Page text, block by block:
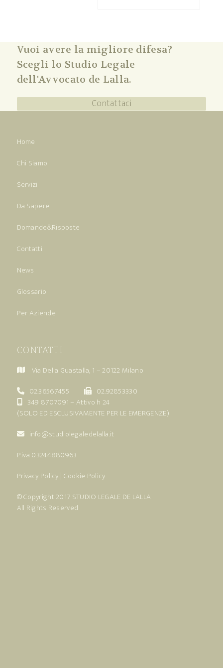
Vuoi avere la migliore difesa?
Scegli lo Studio Legale
dell'Avvocato de Lalla.
Contattaci
Home
Chi Siamo
Servizi
Da Sapere
Domande&Risposte
Contatti
News
Glossario
Per Aziende
CONTATTI
Via Della Guastalla, 1 – 20122 Milano
02.36567455
02.92853330
349 8707091 – Attivo h 24
(SOLO ED ESCLUSIVAMENTE PER LE EMERGENZE)
info@studiolegaledelalla.it
P.iva 03244880963
Privacy Policy | Cookie Policy
© Copyright 2017 STUDIO LEGALE DE LALLA
All Rights Reserved